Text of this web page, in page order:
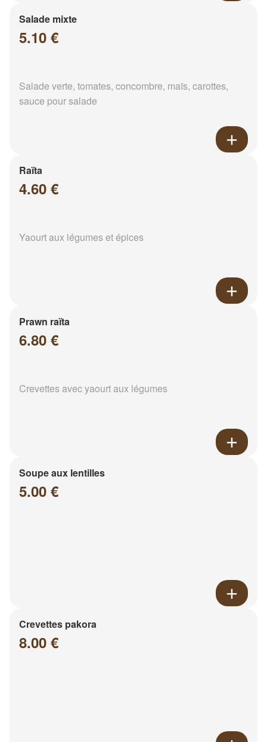
Salade mixte
5.10 €
Salade verte, tomates, concombre, maïs, carottes,
sauce pour salade
Raïta
4.60 €
Yaourt aux légumes et épices
Prawn raïta
6.80 €
Crevettes avec yaourt aux légumes
Soupe aux lentilles
5.00 €
Crevettes pakora
8.00 €